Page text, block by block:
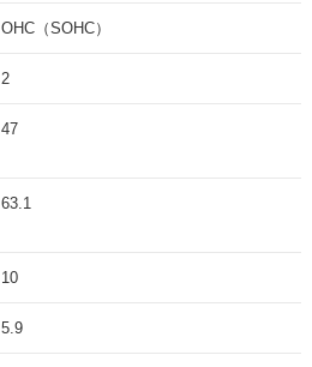
OHC（SOHC）
2
47
63.1
10
5.9